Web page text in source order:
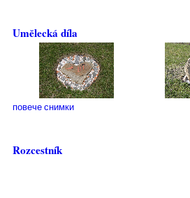
Umělecká díla
повече снимки
Rozcestník